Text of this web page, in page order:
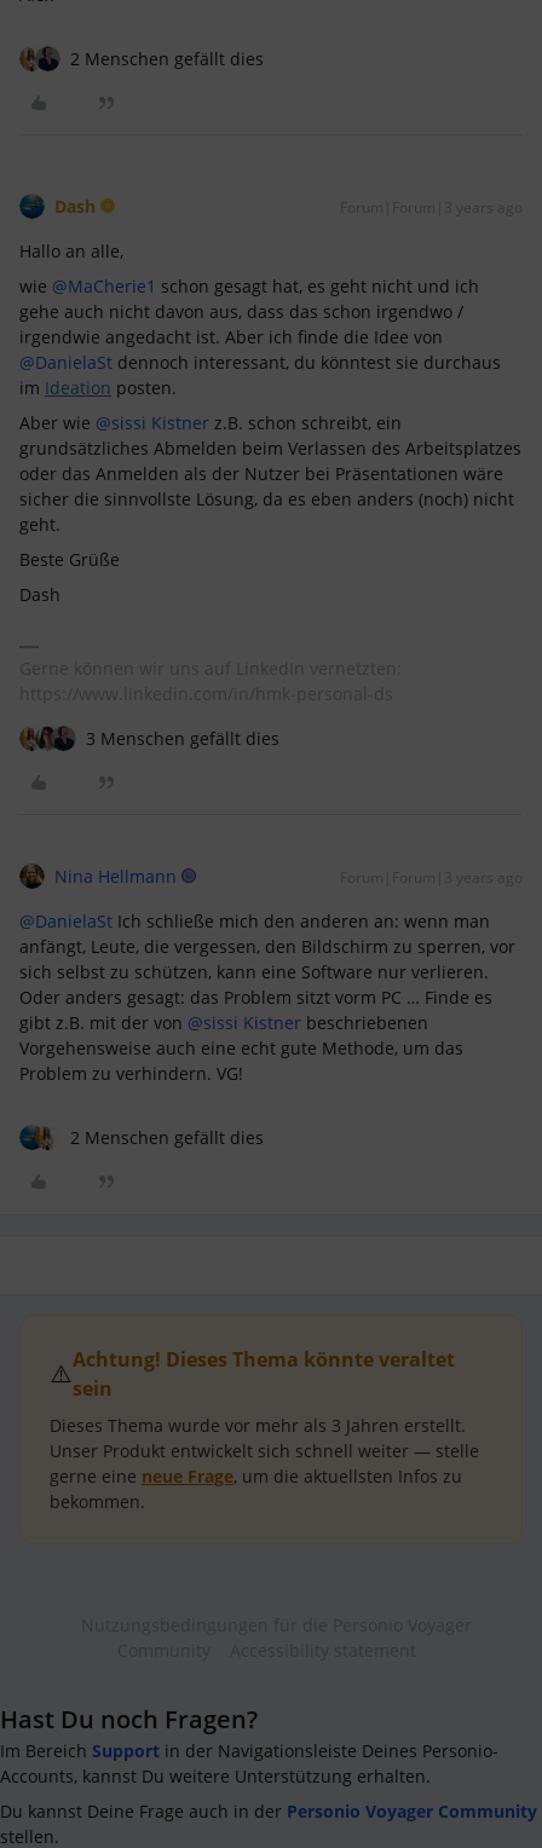
2 Menschen gefällt dies
Dash Forum|Forum|3 years ago
Hallo an alle,
wie @MaCherie1 schon gesagt hat, es geht nicht und ich
gehe auch nicht davon aus, dass das schon irgendwo /
irgendwie angedacht ist. Aber ich finde die Idee von
@DanielaSt dennoch interessant, du könntest sie durchaus
im Ideation posten.
Aber wie @sissi Kistner z.B. schon schreibt, ein
grundsätzliches Abmelden beim Verlassen des Arbeitsplatzes
oder das Anmelden als der Nutzer bei Präsentationen wäre
sicher die sinnvollste Lösung, da es eben anders (noch) nicht
geht.
Beste Grüße
Dash
Gerne können wir uns auf LinkedIn vernetzten:
https://www.linkedin.com/in/hmk-personal-ds
3 Menschen gefällt dies
Nina Hellmann Forum|Forum|3 years ago
@DanielaSt Ich schließe mich den anderen an: wenn man
anfängt, Leute, die vergessen, den Bildschirm zu sperren, vor
sich selbst zu schützen, kann eine Software nur verlieren.
Oder anders gesagt: das Problem sitzt vorm PC … Finde es
gibt z.B. mit der von @sissi Kistner beschriebenen
Vorgehensweise auch eine echt gute Methode, um das
Problem zu verhindern. VG!
2 Menschen gefällt dies
⚠️Achtung! Dieses Thema könnte veraltet
sein
Dieses Thema wurde vor mehr als 3 Jahren erstellt.
Unser Produkt entwickelt sich schnell weiter — stelle
gerne eine neue Frage, um die aktuellsten Infos zu
bekommen.
Hast Du noch Fragen?
Im Bereich Support in der Navigationsleiste Deines Personio-
Accounts, kannst Du weitere Unterstützung erhalten.
Du kannst Deine Frage auch in der Personio Voyager Community
stellen.